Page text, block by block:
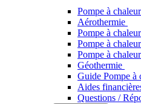
Pompe à
Aérothermie
Pompe à
Pompe à
Pompe à
Géothermie
Guide Pompe à
Aides
Questions /